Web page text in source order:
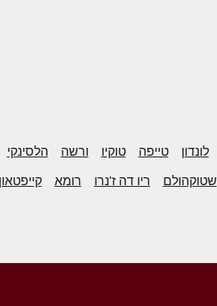
הלסינקי ורשה טוקיו טייפה
לונדון
קייפטאון רומא ריו דה ז'נרו
שטוקהולם